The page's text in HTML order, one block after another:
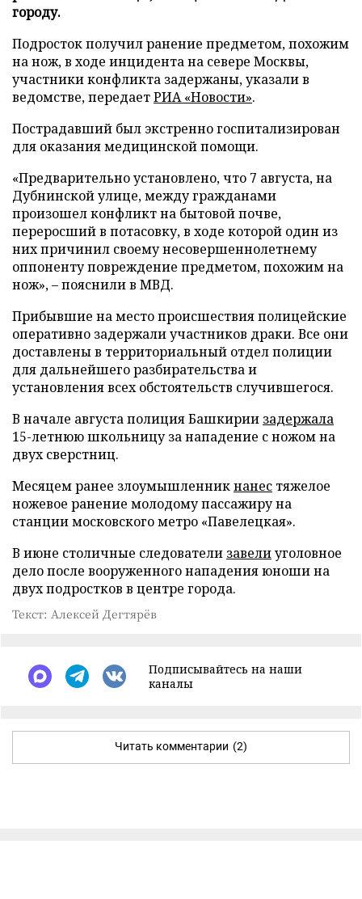
городу.
Подросток получил ранение предметом, похожим
на нож, в ходе инцидента на севере Москвы,
участники конфликта задержаны, указали в
ведомстве, передаетРИА «Новости».
Пострадавший был экстренно госпитализирован
для оказания медицинской помощи.
«Предварительно установлено, что 7 августа, на
Дубнинской улице, между гражданами
произошел конфликт на бытовой почве,
переросший в потасовку, в ходе которой один из
них причинил своему несовершеннолетнему
оппоненту повреждение предметом, похожим на
нож», – пояснили в МВД.
Прибывшие на место происшествия полицейские
оперативно задержали участников драки. Все они
доставлены в территориальный отдел полиции
для дальнейшего разбирательства и
установления всех обстоятельств случившегося.
В начале августа полиция Башкирии задержала
15-летнюю школьницу за нападение с ножом на
двух сверстниц.
Месяцем ранее злоумышленникнанес тяжелое
ножевое ранение молодому пассажиру на
станции московского метро «Павелецкая».
В июне столичные следователи завелиуголовное
дело после вооруженного нападения юноши на
двух подростков в центре города.
Текст: Алексей Дегтярёв
Подписывайтесь на наши
каналы
Читать комментарии (2)